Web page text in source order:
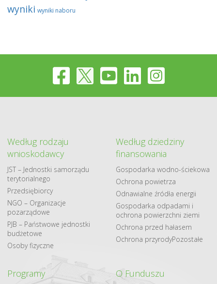
wyniki wyniki naboru
Według rodzaju
wnioskodawcy
JST – Jednostki samorządu
terytorialnego
Przedsiębiorcy
NGO – Organizacje
pozarządowe
PJB – Państwowe jednostki
budżetowe
Osoby fizyczne
Według dziedziny
finansowania
Gospodarka​ wodno​-ściekowa
Ochrona powietrza
Odnawialne​ źródła​ energii
Gospodarka odpadami i
ochrona powierzchni ziemi
Ochrona przed hałasem
Ochrona przyrodyPozostałe
Programy O Funduszu